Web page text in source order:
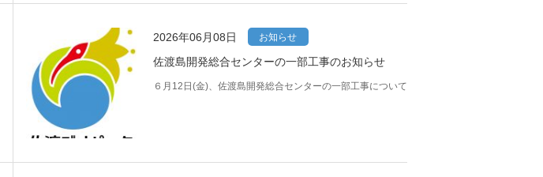
2026年06月08日 お知らせ
佐渡島開発総合センターの一部工事のお知らせ
６月12日(金)、佐渡島開発総合センターの一部工事について